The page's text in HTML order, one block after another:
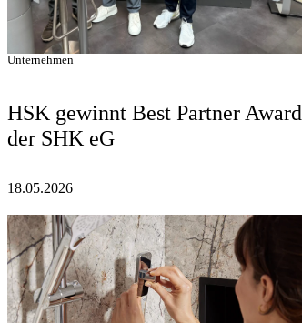
Unternehmen
HSK gewinnt Best Partner Award
der SHK eG
18.05.2026